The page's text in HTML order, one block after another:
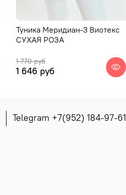
Туника Меридиан-3 Виотекс
СУХАЯ РОЗА
1 770 руб
1 646 руб
Telegram +7(952) 184-97-61